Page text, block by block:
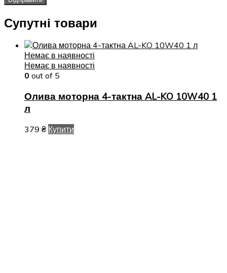
Супутні товари
Немає в наявності
Немає в наявності
0 out of 5
Олива моторна 4-тактна AL-KO 10W40 1
л
379 ₴ Купити